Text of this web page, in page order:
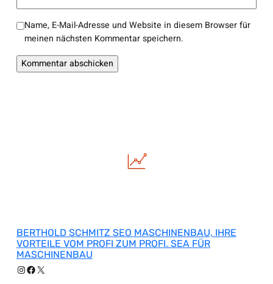
Name, E-Mail-Adresse und Website in diesem Browser für
meinen nächsten Kommentar speichern.
BERTHOLD SCHMITZ SEO MASCHINENBAU, IHRE
VORTEILE VOM PROFI ZUM PROFI. SEA FÜR
MASCHINENBAU
Instagram
Facebook
X